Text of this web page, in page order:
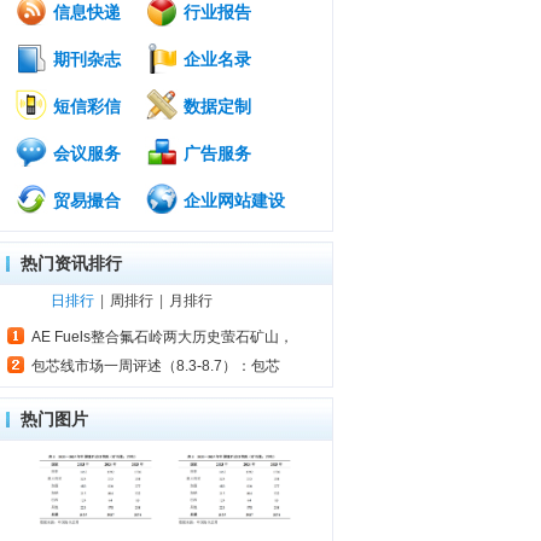
信息快递 行业报告
期刊杂志 企业名录
短信彩信 数据定制
会议服务 广告服务
贸易撮合 企业网站建设
热门资讯排行
日排行 周排行 月排行
AE Fuels整合氟石岭两大历史萤石矿山，
包芯线市场一周评述（8.3-8.7）：包芯
热门图片